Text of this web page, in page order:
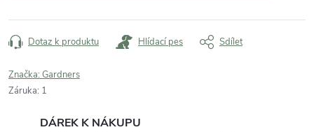
Dotaz k produktu Hlídací pes Sdílet
Značka: Gardners
Záruka: 1
DÁREK K NÁKUPU